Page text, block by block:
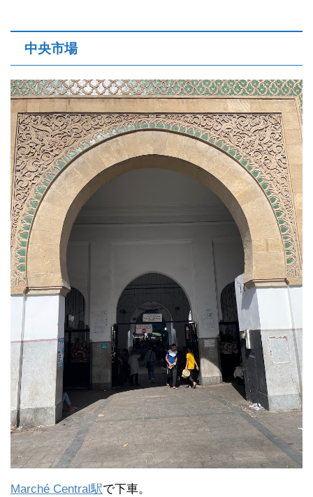
中央市場
Marché Central駅で下車。